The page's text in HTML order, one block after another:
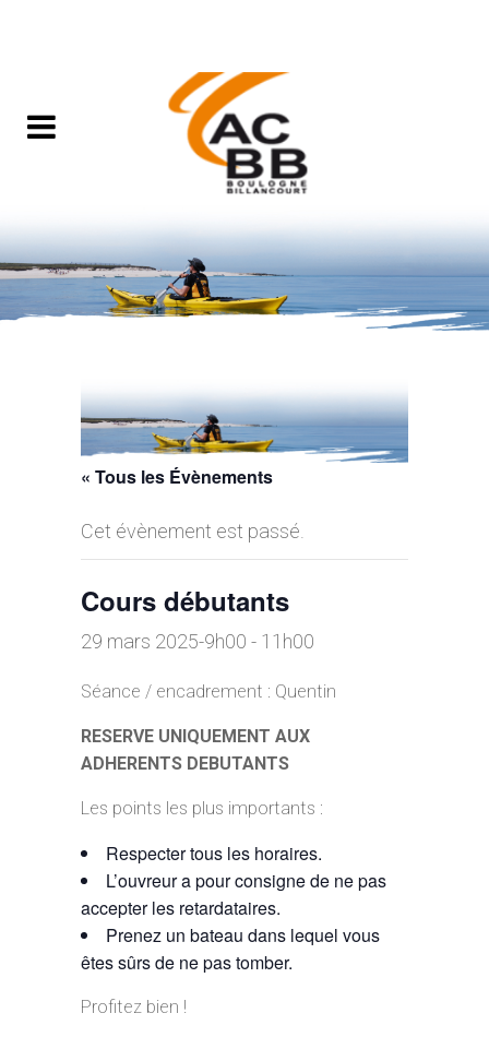
« Tous les Évènements
Cet évènement est passé.
Cours débutants
29 mars 2025-9h00 - 11h00
Séance / encadrement : Quentin
RESERVE UNIQUEMENT AUX
ADHERENTS DEBUTANTS
Les points les plus importants :
Respecter tous les horaires.
L’ouvreur a pour consigne de ne pas
accepter les retardataires.
Prenez un bateau dans lequel vous
êtes sûrs de ne pas tomber.
Profitez bien !